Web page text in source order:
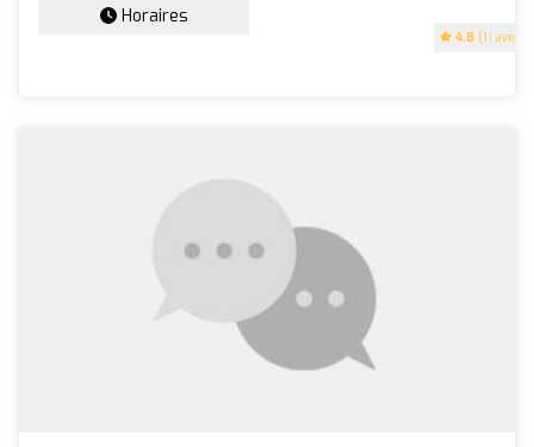
4.8 (11 avis)
Horaires